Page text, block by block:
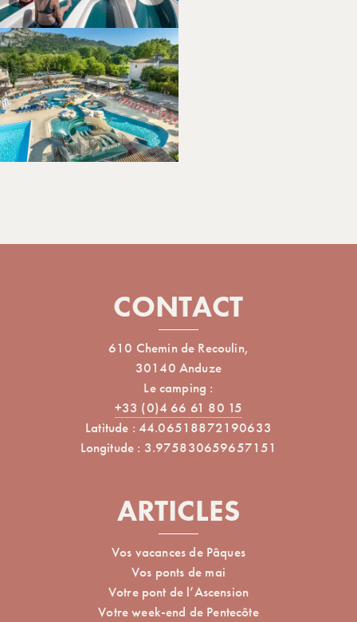
CONTACT
610 Chemin de Recoulin,
30140 Anduze
Le camping :
+33 (0)4 66 61 80 15
Latitude : 44.06518872190633
Longitude : 3.975830659657151
ARTICLES
Vos vacances de Pâques
Vos ponts de mai
Votre pont de l’Ascension
Votre week-end de Pentecôte